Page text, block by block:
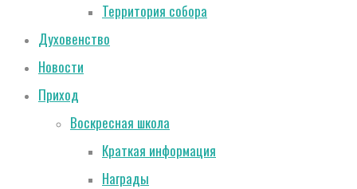
Территория собора
Духовенство
Новости
Приход
Воскресная школа
Краткая информация
Награды